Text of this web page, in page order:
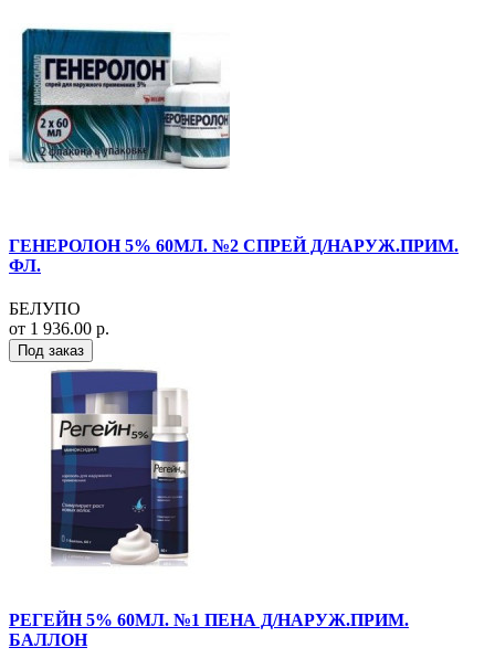
ГЕНЕРОЛОН 5% 60МЛ. №2 СПРЕЙ Д/НАРУЖ.ПРИМ.
ФЛ.
БЕЛУПО
от 1 936.00 р.
Под заказ
РЕГЕЙН 5% 60МЛ. №1 ПЕНА Д/НАРУЖ.ПРИМ.
БАЛЛОН